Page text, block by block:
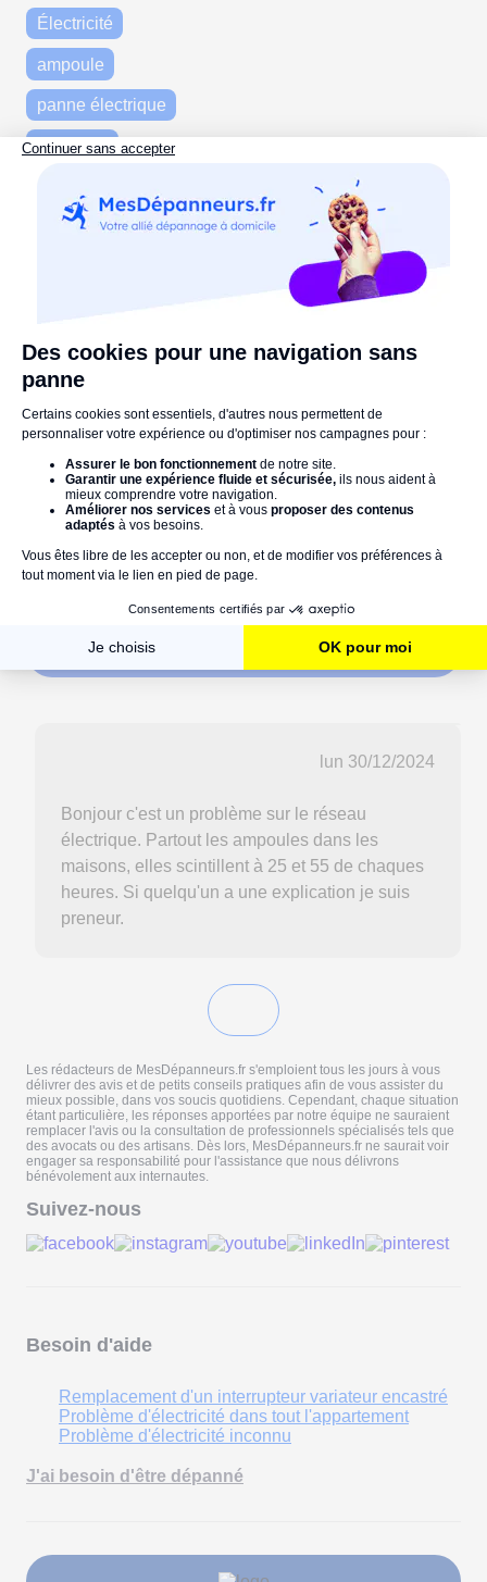
Électricité
ampoule
panne électrique
luminaire
Commentaires :
Commentaires
lun 30/12/2024
Bonjour c'est un problème sur le réseau
électrique. Partout les ampoules dans les
maisons, elles scintillent à 25 et 55 de chaques
heures. Si quelqu'un a une explication je suis
preneur.
Les rédacteurs de MesDépanneurs.fr s'emploient tous les jours à vous
délivrer des avis et de petits conseils pratiques afin de vous assister du
mieux possible, dans vos soucis quotidiens. Cependant, chaque situation
étant particulière, les réponses apportées par notre équipe ne sauraient
remplacer l'avis ou la consultation de professionnels spécialisés tels que
des avocats ou des artisans. Dès lors, MesDépanneurs.fr ne saurait voir
engager sa responsabilité pour l'assistance que nous délivrons
bénévolement aux internautes.
Suivez-nous
Besoin d'aide
Remplacement d'un interrupteur variateur encastré
Problème d'électricité dans tout l'appartement
Problème d'électricité inconnu
J'ai besoin d'être dépanné